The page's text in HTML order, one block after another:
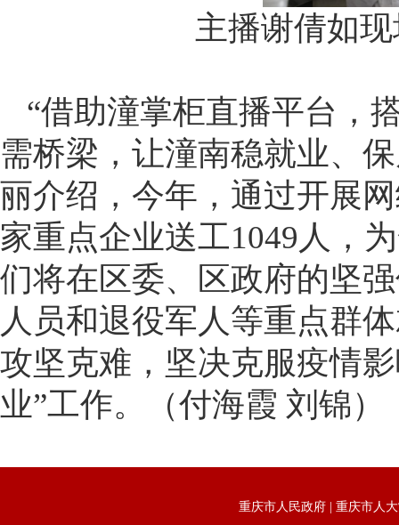
主播谢倩如
“借助潼掌柜直播平台，
需桥梁，让潼南稳就业、
丽介绍，今年，通过开展
家重点企业送工1049人，
们将在区委、区政府的坚
人员和退役军人等重点群
攻坚克难，坚决克服疫情
业”工作。（付海霞 刘锦）
重庆市人民政府 | 重庆市人